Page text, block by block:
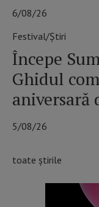
6/08/26
Festival/Știri
Începe
Ghidul
aniversară
5/08/26
toate știrile